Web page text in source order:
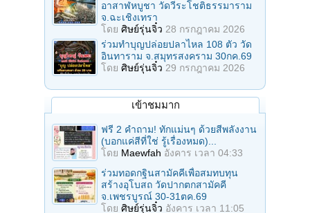
อาสาฬหบูชา วัดวีระโชติธรรมาราม
จ.ฉะเชิงเทรา
โดย ศิษย์รุ่นจิ๋ว 28 กรกฎาคม 2026
ร่วมทําบุญปล่อยปลาไหล 108 ตัว วัด
อินทาราม จ.สมุทรสงคราม 30กค.69
โดย ศิษย์รุ่นจิ๋ว 29 กรกฎาคม 2026
เข้าชมมาก
ฟรี 2 คำถาม! ทักแม่นๆ ด้วยสีพลังงาน
(บอกแค่สีที่ใช่ รู้เรื่องหมด)...
โดย Maewfah อังคาร เวลา 04:33
ร่วมทอดกฐินสามัคคีเพื่อสมทบทุน
สร้างอุโบสถ วัดปากตกสามัคคี
จ.เพชรบูรณ์ 30-31ตค.69
โดย ศิษย์รุ่นจิ๋ว อังคาร เวลา 11:05